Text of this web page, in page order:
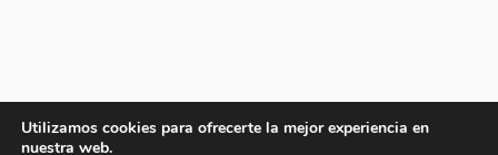
Utilizamos cookies para ofrecerte la mejor experiencia en
nuestra web.